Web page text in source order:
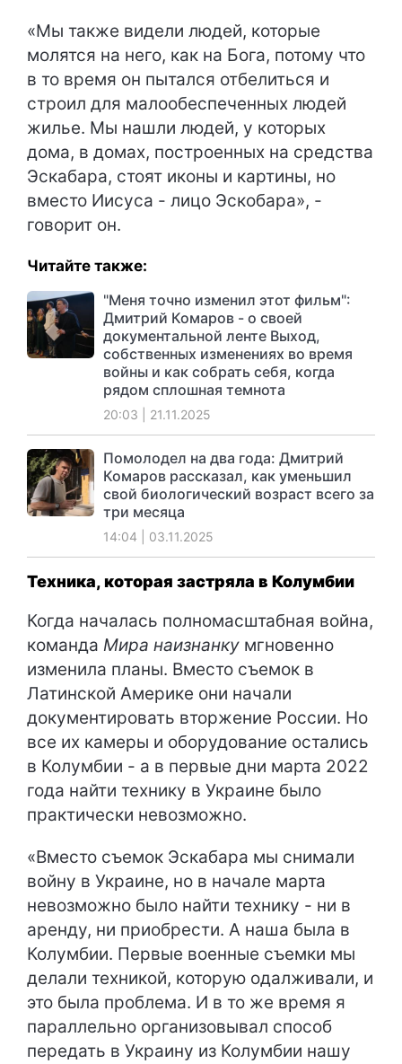
«Мы также видели людей, которые
молятся на него, как на Бога, потому что
в то время он пытался отбелиться и
строил для малообеспеченных людей
жилье. Мы нашли людей, у которых
дома, в домах, построенных на средства
Эскабара, стоят иконы и картины, но
вместо Иисуса - лицо Эскобара», -
говорит он.
Читайте также:
"Меня точно изменил этот фильм":
Дмитрий Комаров - о своей
документальной ленте Выход,
собственных изменениях во время
войны и как собрать себя, когда
рядом сплошная темнота
20:03 | 21.11.2025
Помолодел на два года: Дмитрий
Комаров рассказал, как уменьшил
свой биологический возраст всего за
три месяца
14:04 | 03.11.2025
Техника, которая застряла в Колумбии
Когда началась полномасштабная война,
команда Мира наизнанку мгновенно
изменила планы. Вместо съемок в
Латинской Америке они начали
документировать вторжение России. Но
все их камеры и оборудование остались
в Колумбии - а в первые дни марта 2022
года найти технику в Украине было
практически невозможно.
«Вместо съемок Эскабара мы снимали
войну в Украине, но в начале марта
невозможно было найти технику - ни в
аренду, ни приобрести. А наша была в
Колумбии. Первые военные съемки мы
делали техникой, которую одалживали, и
это была проблема. И в то же время я
параллельно организовывал способ
передать в Украину из Колумбии нашу